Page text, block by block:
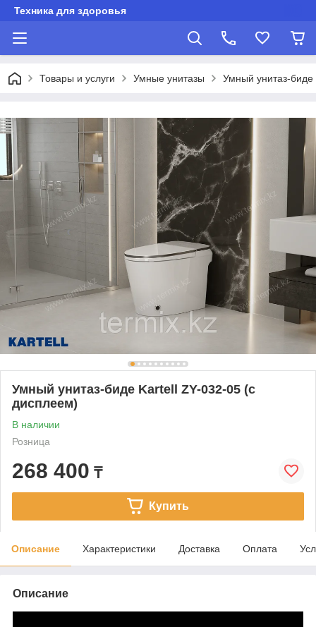
Техника для здоровья
Товары и услуги Умные унитазы Умный унитаз-
Умный унитаз-биде Kartell ZY-032-05 (с
дисплеем)
В наличии
Розница
268 400 ₸
Купить
Описание Характеристики Доставка Оплата
Описание